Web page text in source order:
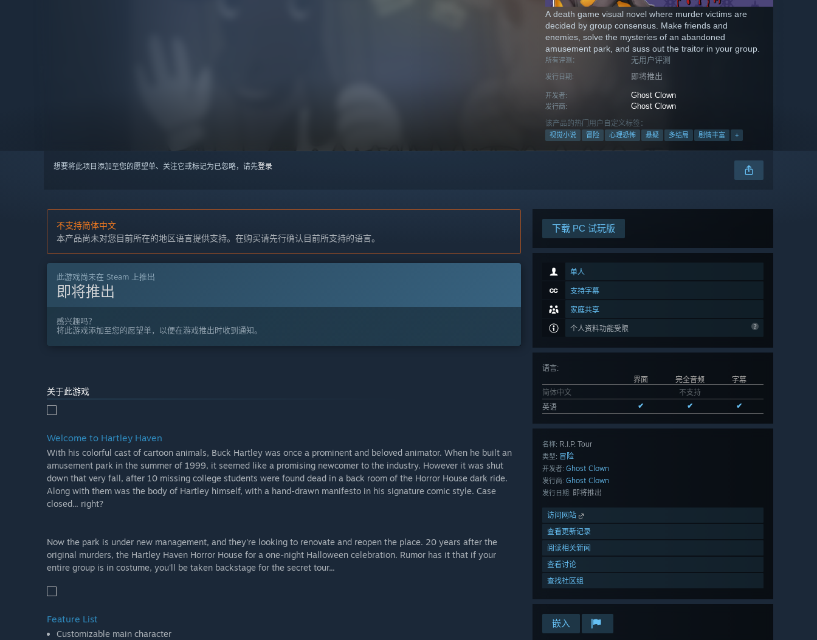
A death game visual novel where murder victims are
decided by group consensus. Make friends and
enemies, solve the mysteries of an abandoned
amusement park, and suss out the traitor in your group.
所有评测： 无用户评测
发行日期: 即将推出
开发者: Ghost Clown
发行商: Ghost Clown
该产品的热门用户自定义标签：
视觉小说 冒险 心理恐怖 悬疑 多结局 剧情丰富 +
想要将此项目添加至您的愿望单、关注它或标记为已忽略，请先登录
下载 PC 试玩版
单人
支持字幕
家庭共享
个人资料功能受限
语言:
界面
完全音频
字幕
简体中文
不支持
英语
✔ ✔ ✔
名称: R.I.P. Tour
类型: 冒险
开发者: Ghost Clown
发行商: Ghost Clown
发行日期: 即将推出
访问网站
查看更新记录
阅读相关新闻
查看讨论
查找社区组
嵌入
不支持简体中文
本产品尚未对您目前所在的地区语言提供支持。在购买请先行确认目前所支持的语言。
此游戏尚未在 Steam 上推出
即将推出
感兴趣吗？
将此游戏添加至您的愿望单，以便在游戏推出时收到通知。
关于此游戏
Welcome to Hartley Haven
With his colorful cast of cartoon animals, Buck Hartley was once a prominent and beloved animator. When he built an
amusement park in the summer of 1999, it seemed like a promising newcomer to the industry. However it was shut
down that very fall, after 10 missing college students were found dead in a back room of the Horror House dark ride.
Along with them was the body of Hartley himself, with a hand-drawn manifesto in his signature comic style. Case
closed... right?
Now the park is under new management, and they're looking to renovate and reopen the place. 20 years after the
original murders, the Hartley Haven Horror House for a one-night Halloween celebration. Rumor has it that if your
entire group is in costume, you'll be taken backstage for the secret tour...
Feature List
Customizable main character